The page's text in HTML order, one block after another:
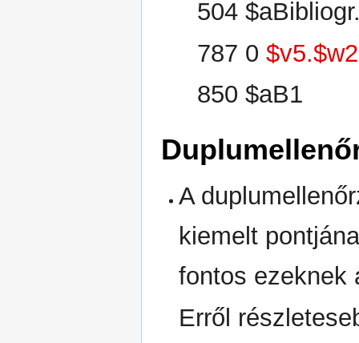
504
787 0
850 $aB1
A
kiemelt
fontos ezeknek
Erről